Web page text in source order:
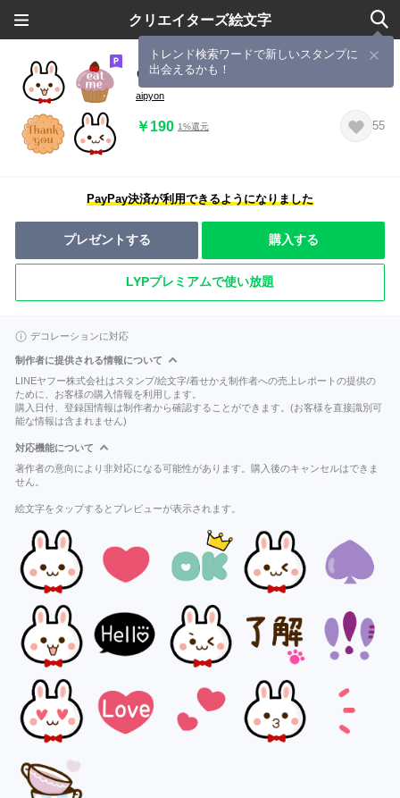
クリエイターズ絵文字
トレンド検索ワードで新しいスタンプに
出会えるかも！
♡アリススタイル◇うさぎ絵文字
aipyon
￥190 1%還元 55
PayPay決済が利用できるようになりました
プレゼントする 購入する
LYPプレミアムで使い放題
デコレーションに対応
制作者に提供される情報について
LINEヤフー株式会社はスタンプ/絵文字/着せかえ制作者への売上レポートの提供の
ために、お客様の購入情報を利用します。
購入日付、登録国情報は制作者から確認することができます。(お客様を直接識別可
能な情報は含まれません)
対応機能について
著作者の意向により非対応になる可能性があります。購入後のキャンセルはできま
せん。
絵文字をタップするとプレビューが表示されます。